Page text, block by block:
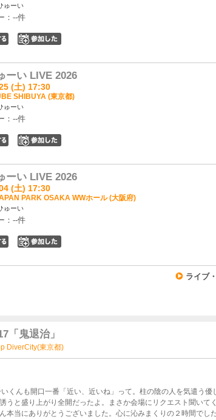
ゅーい
：--件
ーい LIVE 2026
(土) 17:30
SHIBUYA (東京都)
ゅーい
：--件
ーい LIVE 2026
(土) 17:30
PARK OSAKA WWホール (大阪府)
ゅーい
：--件
ライブ
「鬼退治」
DiverCity(東京都)
くんも開口一番「近い、近いね」って。柱の陰の人を気遣う優
うと盛り上がり全開だったよ。まさか会場にリクエスト聞いて
本当にありがとうございました。心に沁みまくりの２時間でし